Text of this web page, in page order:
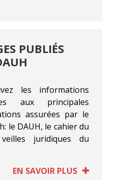
PUBLIÉS
les informations
aux principales
assurées par le
le DAUH, le cahier du
juridiques du
EN SAVOIR PLUS